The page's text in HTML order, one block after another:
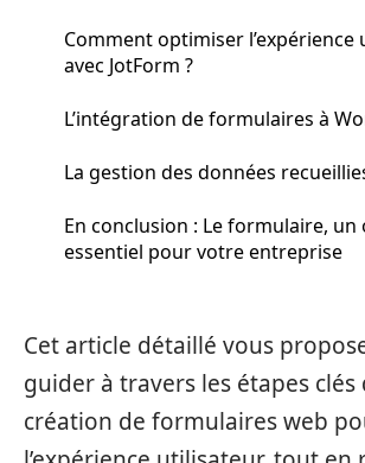
Comment optimiser
avec JotForm ?
L’intégration de formulaires à
La gestion des données
En conclusion : Le formulaire, un
essentiel pour votre entreprise
Cet article détaillé vous
guider à travers les étapes clés
création de formulaires web